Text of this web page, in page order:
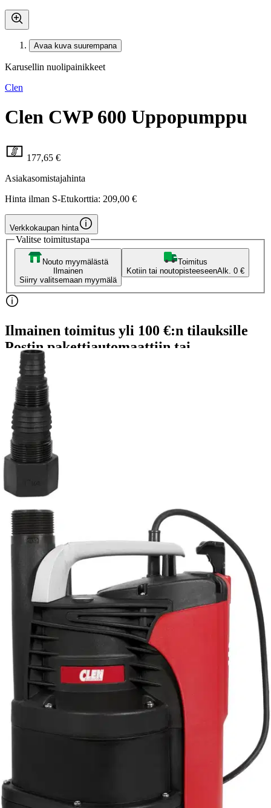
Avaa kuva suurempana
Karusellin nuolipainikkeet
Clen
Clen CWP 600 Uppopumppu
177,65 €
Asiakasomistajahinta
Hinta ilman S-Etukorttia: 209,00 €
Verkkokaupan hinta
Valitse toimitustapa
Nouto myymälästä
Ilmainen
Siirry valitsemaan myymälä
Toimitus
Kotiin tai noutopisteeseenAlk. 0 €
Ilmainen toimitus yli 100 €:n tilauksille
Postin pakettiautomaattiin tai
palvelupisteeseen!
Etu ei koske Suuri‑lisäpalvelulla toimitettavia tuotteita.
Tarkista myymäläsaatavuus
Tuotekuvaus
Tehokas pumppu puhtaalle vedelle sisäänrakennetulla
pintakatkaisijalla. CWP soveltuu erityisen hyvin ahtaisiin kaivoihin
aina 23 x 23 cm saakka. Lisäksi malli on paikallaan, kun halutaan
pinta mahdollisimman kuivaksi pelkällä pumpulla. Pinnalle jää vain
2-3 mm vettä ja pumppu käynnistyy kun vettä on pinnassa 10-15
cm. Kaikki CLEN-pumput on valmistettu silmälläpitäen jatkuvaa
käyttöä. Materiaalivalinnat, parhaat osat, modernit
valmistusmenetelmät ja tinkimätön laaduntarkkailu varmistavat
pumppujen ensiluokkaisen laadun ja ainutlaatuisen
käyttövarmuuden.
Ominaisuudet
Ovatko tuotetiedot riittävät? Jos tuotetiedoissa on puutteita tai niitä
voisi muuten parantaa, anna palautetta.